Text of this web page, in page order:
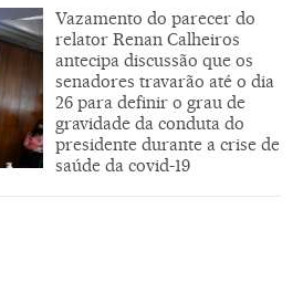
Vazamento do parecer do
relator Renan Calheiros
antecipa discussão que os
senadores travarão até o dia
26 para definir o grau de
gravidade da conduta do
presidente durante a crise de
saúde da covid-19